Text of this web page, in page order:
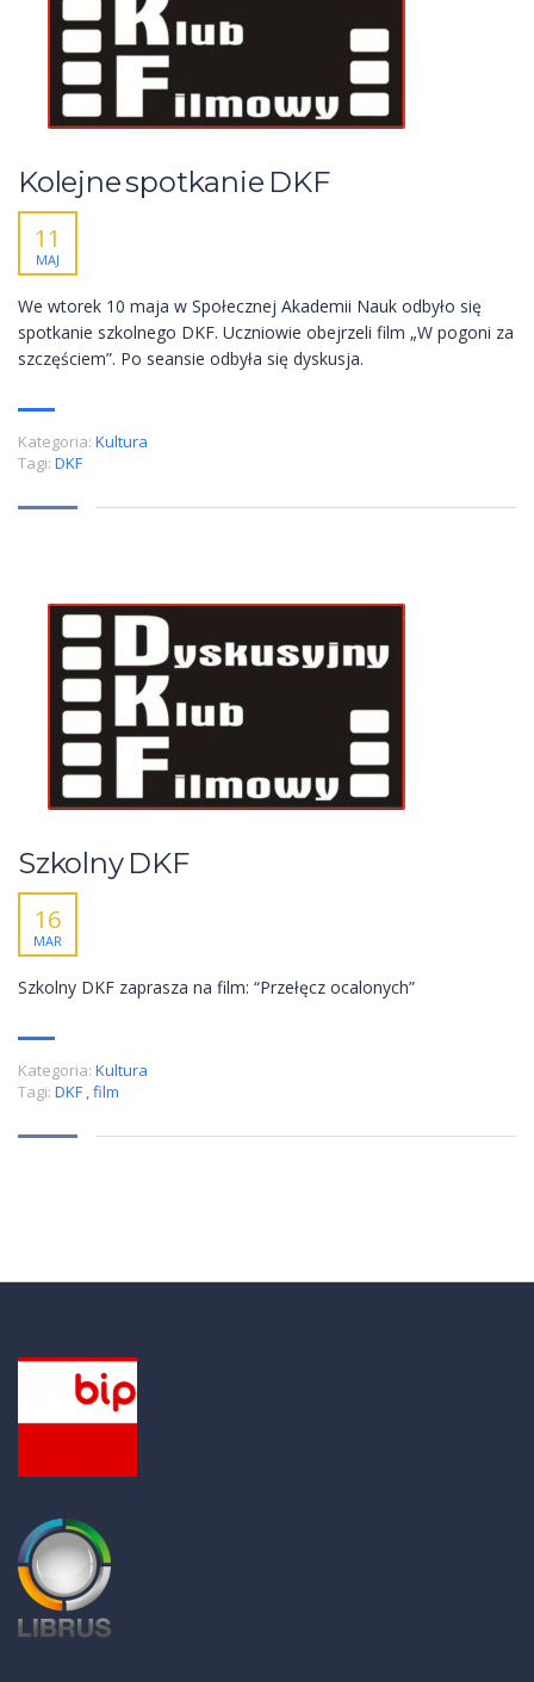
Kolejne spotkanie DKF
11
MAJ
We wtorek 10 maja w Społecznej Akademii Nauk odbyło się
spotkanie szkolnego DKF. Uczniowie obejrzeli film „W pogoni za
szczęściem”. Po seansie odbyła się dyskusja.
Kategoria: Kultura
Tagi: DKF
Szkolny DKF
16
MAR
Szkolny DKF zaprasza na film: “Przełęcz ocalonych”
Kategoria: Kultura
Tagi: DKF ,film